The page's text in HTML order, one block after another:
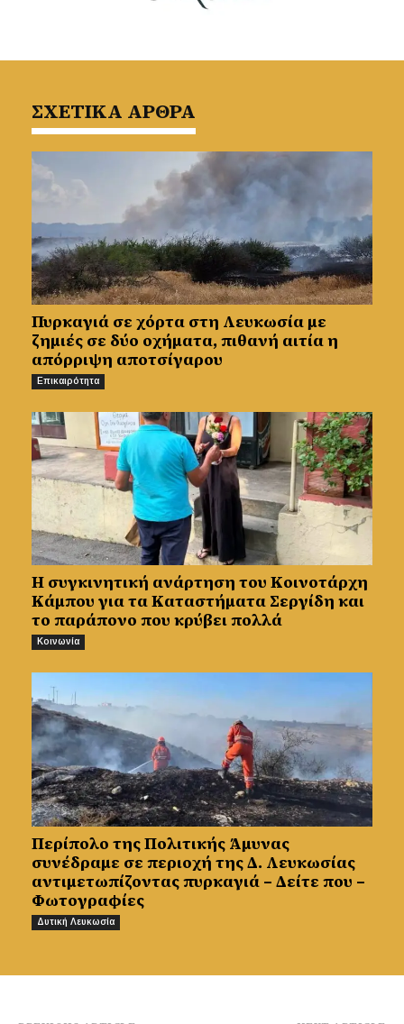
ΣΧΕΤΙΚΑ ΑΡΘΡΑ
Πυρκαγιά σε χόρτα στη Λευκωσία με
ζημιές σε δύο οχήματα, πιθανή αιτία η
απόρριψη αποτσίγαρου
Επικαιρότητα
Η συγκινητική ανάρτηση του Κοινοτάρχη
Κάμπου για τα Καταστήματα Σεργίδη και
το παράπονο που κρύβει πολλά
Κοινωνία
Περίπολο της Πολιτικής Άμυνας
συνέδραμε σε περιοχή της Δ. Λευκωσίας
αντιμετωπίζοντας πυρκαγιά – Δείτε που –
Φωτογραφίες
Δυτική Λευκωσία